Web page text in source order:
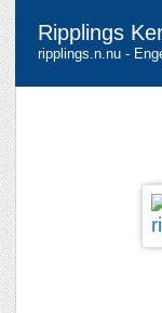
Ripplings
ripplings.n.nu -